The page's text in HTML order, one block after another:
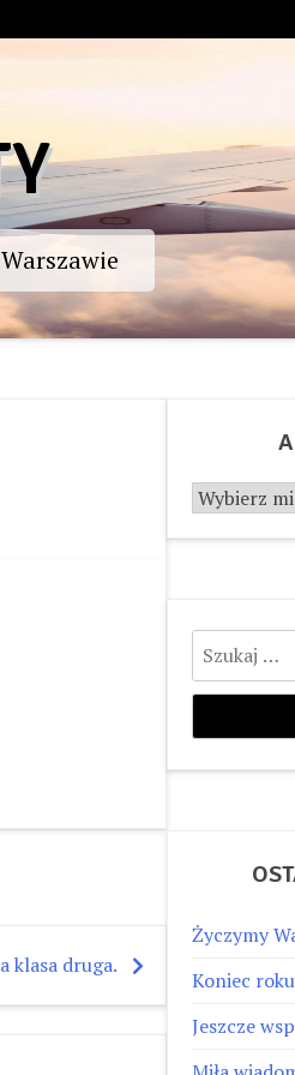
klasa druga.
Archiwum
Szukaj:
Życzymy
Koniec
Jeszcze